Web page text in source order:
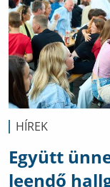
HÍREK
Együtt
leendő